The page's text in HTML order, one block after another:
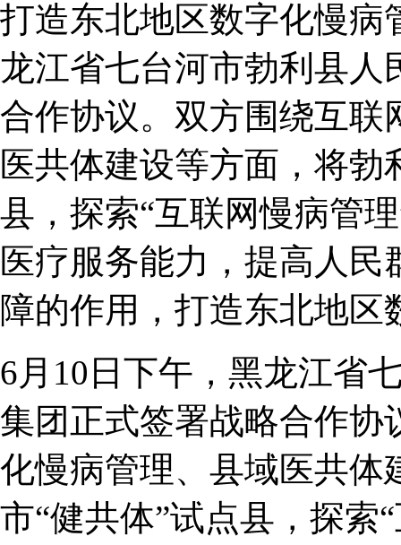
打造东北地区数字化慢病
龙江省七台河市勃利县人
合作协议。双方围绕互联
医共体建设等方面，将勃
县，探索“互联网慢病管
医疗服务能力，提高人
障的作用，打造东北地
6月10日下午，黑龙江省
集团正式签署战略合作协
化慢病管理、县域医共体
市“健共体”试点县，探索